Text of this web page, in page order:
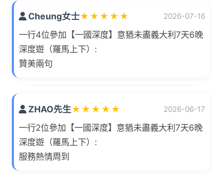
Cheung女士★ ★ ★ ★ ★ 2026-07-16
一行4位參加【一國深度】意猶未盡義大利7天6晚
深度遊（羅馬上下）:
贊美兩句
ZHAO先生★ ★ ★ ★ ★ 2026-06-17
一行2位參加【一國深度】意猶未盡義大利7天6晚
深度遊（羅馬上下）:
服務熱情周到